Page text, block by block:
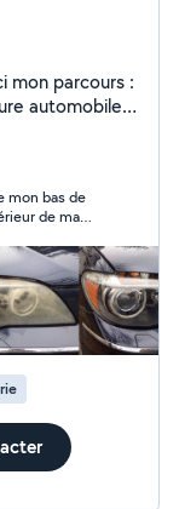
automobile
forte
grands
savoir-
clients. La
Je
un plaisir